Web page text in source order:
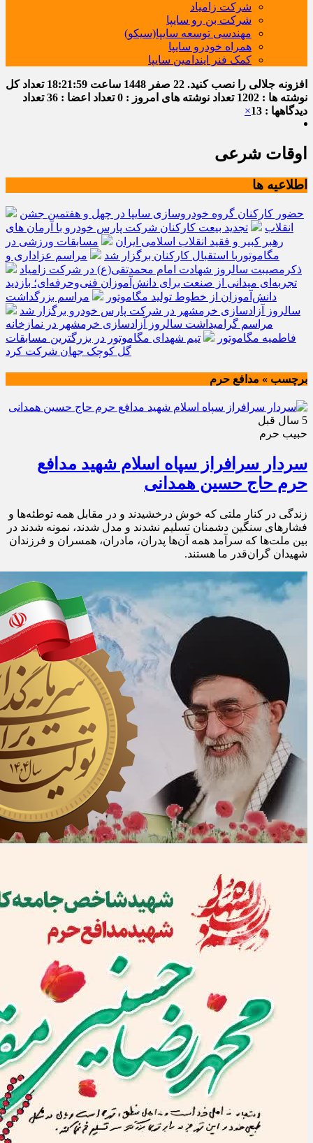
شرکت زامیاد
شرکت بن رو سایپا
مهندسی توسعه سایپا(سیکو)
همراه خودرو سایپا
کمک فنر ایندامین سایپا
افزونه جلالی را نصب کنید. 22 صفر 1448 ساعت 18:22:00 تعداد کل
نوشته ها : 1202
تعداد نوشته های امروز : 0 تعداد اعضا : 36
تعداد
دیدگاهها : 13
×
اوقات شرعی
اطلاعیه ها
حضور کارکنان گروه خودروسازی سایپا در چهل و هفتمین جشن
انقلاب
تجدید بیعت کارکنان شرکت پارس خودرو با آرمان های
رهبر کبیر و فقید انقلاب اسلامی ایران
مسابقات ورزشی در
مگاموتوربا استقبال کارکنان برگزار شد
مراسم عزاداری و
ذکرمصیبت سالروز شهادت امام محمدتقی(ع) در شرکت زامیاد
تجربه‌ای میدانی از صنعت برای دانش‌آموزان فنی‌وحرفه‌ای؛ بازدید
دانش‌آموزان از خطوط تولید مگاموتور
مراسم بزرگداشت
سالروز آزادسازی خرمشهر در شرکت پارس خودرو برگزار شد
مراسم گرامیداشت سالروز آزادسازی خرمشهر در نمازخانه
فاطمیه مگاموتور
تیم شهدای مگاموتور در بزرگترین مسابقات
گل کوچک جهان شرکت کرد
برچسب » مدافع حرم
5 سال قبل
حبيب حرم
سردار سرافراز سپاه اسلام شهید مدافع
حرم حاج حسین همدانی
زندگی در کنار ملتی که خوش درخشیدند و در مقابل همه توطئه‌ها و
فشارهای سنگین دشمنان تسلیم نشدند و مدل شدند، نمونه شدند در
بین ملت‌ها که سرآمد همه آن‌ها پدران، مادران، همسران و فرزندان
شهیدان گران‌قدر ما هستند.